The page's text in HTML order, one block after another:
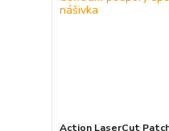
Action LaserCut